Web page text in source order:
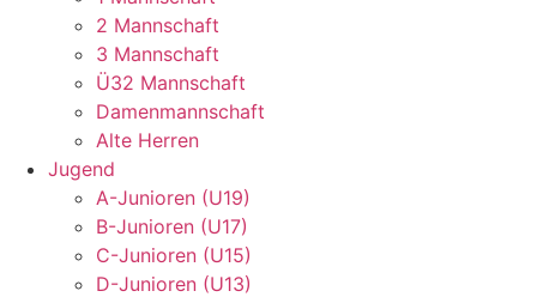
2 Mannschaft
3 Mannschaft
Ü32 Mannschaft
Damenmannschaft
Alte Herren
Jugend
A-Junioren (U19)
B-Junioren (U17)
C-Junioren (U15)
D-Junioren (U13)